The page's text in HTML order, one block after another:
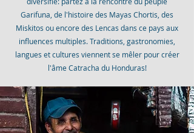
Garifuna, de l'histoire des Mayas Chortis, des
Miskitos ou encore des Lencas dans ce pays aux
influences multiples. Traditions, gastronomies,
langues et cultures viennent se mêler pour créer
l'âme Catracha du Honduras!